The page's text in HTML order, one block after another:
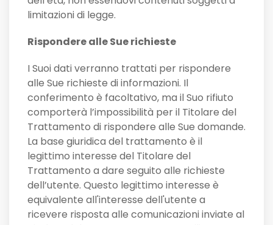
limitazioni di legge.
Rispondere alle Sue richieste
I Suoi dati verranno trattati per rispondere
alle Sue richieste di informazioni. Il
conferimento è facoltativo, ma il Suo rifiuto
comporterà l’impossibilità per il Titolare del
Trattamento di rispondere alle Sue domande.
La base giuridica del trattamento è il
legittimo interesse del Titolare del
Trattamento a dare seguito alle richieste
dell’utente. Questo legittimo interesse è
equivalente all'interesse dell'utente a
ricevere risposta alle comunicazioni inviate al